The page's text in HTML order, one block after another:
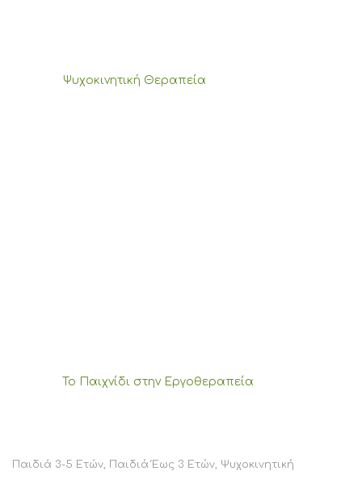
Ψυχοκινητική Θεραπεία
To Παιχνίδι στην Εργοθεραπεία
Παιδιά 3-5 Ετών, Παιδιά Έως 3 Ετών, Ψυχοκινητική